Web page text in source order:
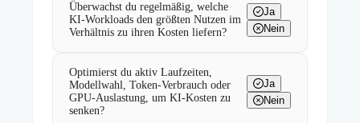
Überwachst du regelmäßig, welche
KI-Workloads den größten Nutzen im
Verhältnis zu ihren Kosten liefern?
Ja
Nein
Optimierst du aktiv Laufzeiten,
Modellwahl, Token-Verbrauch oder
GPU-Auslastung, um KI-Kosten zu
senken?
Ja
Nein